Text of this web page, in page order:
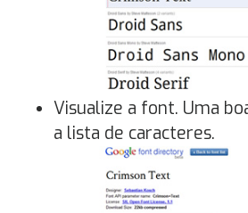
Visualize a font. Uma
a lista de caracteres.